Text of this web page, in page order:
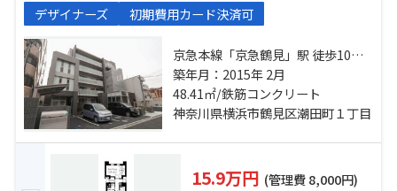
デザイナーズ 初期費用カード決済可
京急本線「京急鶴見」駅 徒歩10分
京浜東北線「鶴見」駅 徒歩12分 京
急本線「花月総持寺」駅 徒歩15分
築年月：2015年 2月
48.41㎡/鉄筋コンクリート
神奈川県横浜市鶴見区潮田町１丁目
15.9万円 (管理費 8,000円)